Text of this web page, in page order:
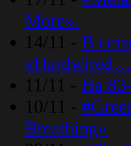
More».
14/11 - В
11/11 - На
10/11 -
Breathing»